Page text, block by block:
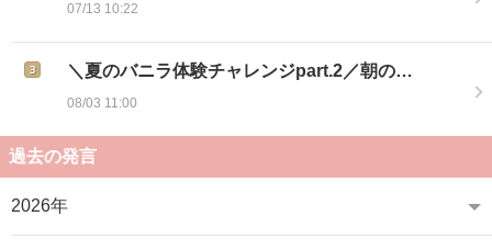
07/13 10:22
＼夏のバニラ体験チャレンジpart.2／朝の…
08/03 11:00
過去の発言
2026年